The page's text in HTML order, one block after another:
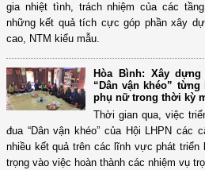
gia nhiệt tình, trách nhiệm của các
những kết quả tích cực góp phần xây
cao, NTM kiểu mẫu.
Hòa Bình: Xây
“Dân vận khéo”
phụ nữ trong thời kỳ
Thời gian qua, việc
đua “Dân vận khéo” của Hội LHPN các
nhiều kết quả trên các lĩnh vực phát triển
trọng vào việc hoàn thành các nhiệm vụ